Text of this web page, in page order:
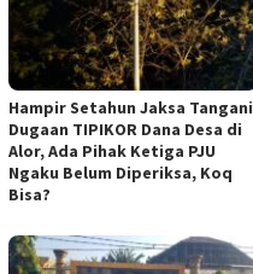
Hampir Setahun Jaksa Tangani
Dugaan TIPIKOR Dana Desa di
Alor, Ada Pihak Ketiga PJU
Ngaku Belum Diperiksa, Koq
Bisa?